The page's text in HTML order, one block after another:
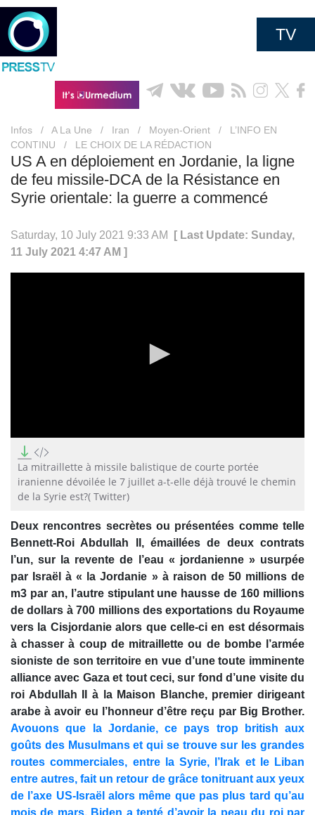
TV
Infos / A La Une / Iran / Moyen-Orient /
L’INFO EN
CONTINU
/ LE CHOIX DE LA RÉDACTION
US A en déploiement en Jordanie, la ligne
de feu missile-DCA de la Résistance en
Syrie orientale: la guerre a commencé
Saturday, 10 July 2021 9:33 AM
[ Last Update: Sunday,
11 July 2021 4:47 AM ]
seconds
of
minutes,
La mitraillette à missile balistique de courte portée
iranienne dévoilée le 7 juillet a-t-elle déjà trouvé le chemin
de la Syrie est?( Twitter)
Deux rencontres secrètes ou présentées comme telle
Bennett-Roi Abdullah II, émaillées de deux contrats
l’un, sur la revente de l’eau « jordanienne » usurpée
par Israël à « la Jordanie » à raison de 50 millions de
m3 par an, l’autre stipulant une hausse de 160 millions
de dollars à 700 millions des exportations du Royaume
vers la Cisjordanie alors que celle-ci en est désormais
à chasser à coup de mitraillette ou de bombe l’armée
sioniste de son territoire en vue d’une toute imminente
alliance avec Gaza et tout ceci, sur fond d’une visite du
roi Abdullah II à la Maison Blanche, premier dirigeant
arabe à avoir eu l’honneur d’être reçu par Big Brother.
Avouons que la Jordanie, ce pays trop british aux
goûts des Musulmans et qui se trouve sur les grandes
routes commerciales, entre la Syrie, l’Irak et le Liban
entre autres, fait un retour de grâce tonitruant aux yeux
de l’axe US-Israël alors même que pas plus tard qu’au